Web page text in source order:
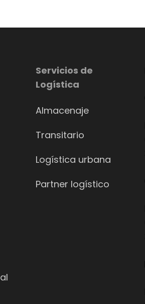
Servicios de
Logística
Almacenaje
Transitario
Logística urbana
Partner logístico